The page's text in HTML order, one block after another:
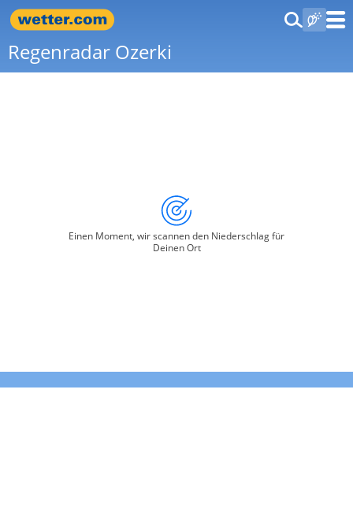
Regenradar Ozerki
Einen Moment, wir scannen den Niederschlag für
Deinen Ort